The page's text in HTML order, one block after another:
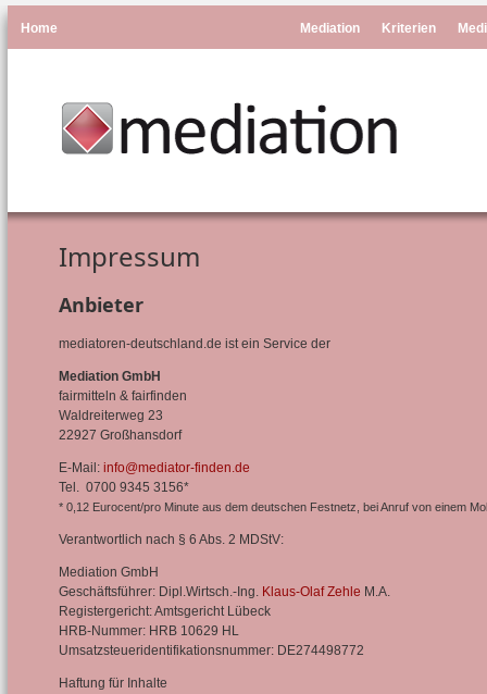
Home Mediation Kriterien
Impressum
Anbieter
mediatoren-deutschland.de ist ein Service der
Mediation GmbH
fairmitteln & fairfinden
Waldreiterweg 23
22927 Großhansdorf
E-Mail: info@mediator-finden.de
Tel. 0700 9345 3156*
* 0,12 Eurocent/pro Minute aus dem deutschen Festnetz, bei Anruf von einem
Verantwortlich nach § 6 Abs. 2 MDStV:
Mediation GmbH
Geschäftsführer: Dipl.Wirtsch.-Ing. Klaus-Olaf Zehle M.A.
Registergericht: Amtsgericht Lübeck
HRB-Nummer: HRB 10629 HL
Umsatzsteueridentifikationsnummer: DE274498772
Haftung für Inhalte